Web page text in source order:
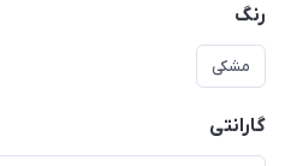
رنگ
مشکی
گارانتی